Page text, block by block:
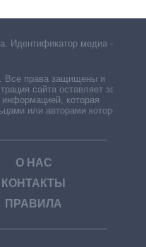
Идентификатор медиа –
Все права защищены и
сайта оставляет за
которая
или авторами которой
О НАС
КОНТАКТЫ
ПРАВИЛА